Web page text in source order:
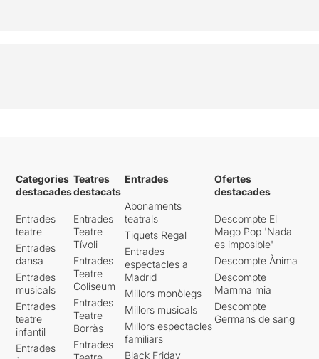
Categories
destacades
Entrades
teatre
Entrades
dansa
Entrades
musicals
Entrades
teatre
infantil
Entrades
Teatres
destacats
Entrades
Teatre
Tívoli
Entrades
Teatre
Coliseum
Entrades
Teatre
Borràs
Entrades
Entrades
Abonaments
teatrals
Tiquets Regal
Entrades
espectacles a
Madrid
Millors monòlegs
Millors musicals
Millors espectacles
familiars
Black Friday
Ofertes
destacades
Descompte El
Mago Pop 'Nada
es imposible'
Descompte Ànima
Descompte
Mamma mia
Descompte
Germans de sang